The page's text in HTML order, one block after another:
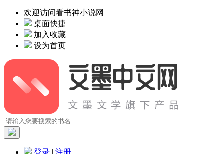
欢迎访问看书神小说网
桌面快捷
加入收藏
设为首页
登录 | 注册